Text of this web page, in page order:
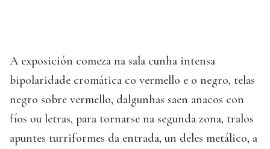
A exposición comeza na sala cunha intensa
bipolaridade cromática co vermello e o negro, telas
negro sobre vermello, dalgunhas saen anacos con
fíos ou letras, para tornarse na segunda zona, tralos
apuntes turriformes da entrada, un deles metálico, a